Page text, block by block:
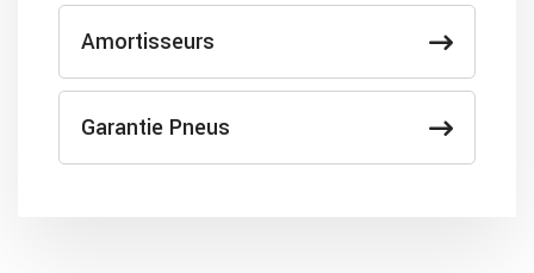
Amortisseurs
Garantie Pneus